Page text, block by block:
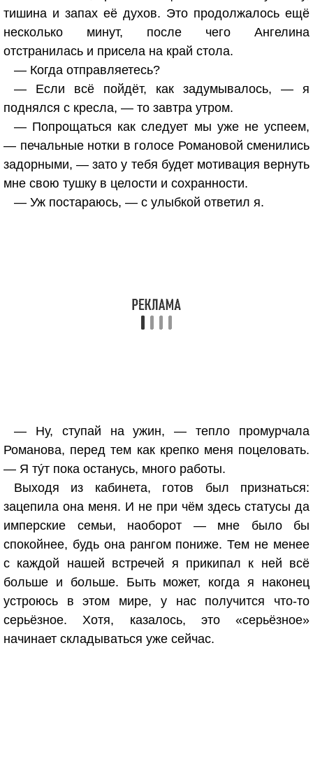
тишина и запах её духов. Это продолжалось ещё
несколько минут, после чего Ангелина
отстранилась и присела на край стола.
— Когда отправляетесь?
— Если всё пойдёт, как задумывалось, — я
поднялся с кресла, — то завтра утром.
— Попрощаться как следует мы уже не успеем,
— печальные нотки в голосе Романовой сменились
задорными, — зато у тебя будет мотивация вернуть
мне свою тушку в целости и сохранности.
— Уж постараюсь, — с улыбкой ответил я.
— Ну, ступай на ужин, — тепло промурчала
Романова, перед тем как крепко меня поцеловать.
— Я ту́т пока останусь, много работы.
Выходя из кабинета, готов был признаться:
зацепила она меня. И не при чём здесь статусы да
имперские семьи, наоборот — мне было бы
спокойнее, будь она рангом пониже. Тем не менее
с каждой нашей встречей я прикипал к ней всё
больше и больше. Быть может, когда я наконец
устроюсь в этом мире, у нас получится что-то
серьёзное. Хотя, казалось, это «серьёзное»
начинает складываться уже сейчас.